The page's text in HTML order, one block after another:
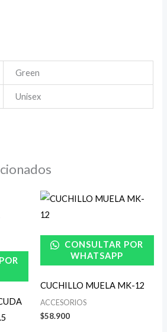
Green
Unisex
CONSULTAR POR
WHATSAPP
CUCHILLO MUELA MK-12
ACCESORIOS
$58.900